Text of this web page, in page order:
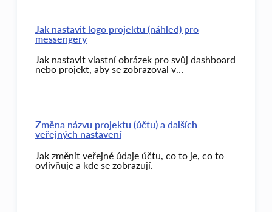
Jak nastavit logo projektu (náhled) pro
messengery
Jak nastavit vlastní obrázek pro svůj dashboard
nebo projekt, aby se zobrazoval v
Změna názvu projektu (účtu) a dalších
veřejných nastavení
Jak změnit veřejné údaje účtu, co to je, co to
ovlivňuje a kde se zobrazují.